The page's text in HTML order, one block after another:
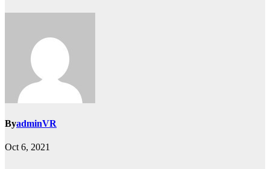
ByadminVR
Oct 6, 2021